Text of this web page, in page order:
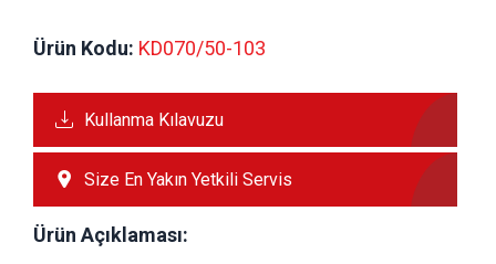
Ürün Kodu: KD070/50-103
Kullanma Kılavuzu
Size En Yakın Yetkili Servis
Ürün Açıklaması: